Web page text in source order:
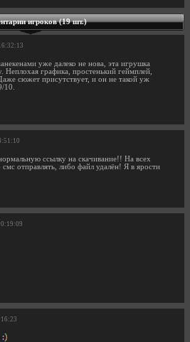
игроков (19 шт.)
уже далеко не нова, эта игрушка
Неплохая графика, простенький геймплей,
сюжет присутствует, и он не такой уж
10.
ссылку на скачивание!! На всех
отправлять, либо файл удалён! Я в ярости